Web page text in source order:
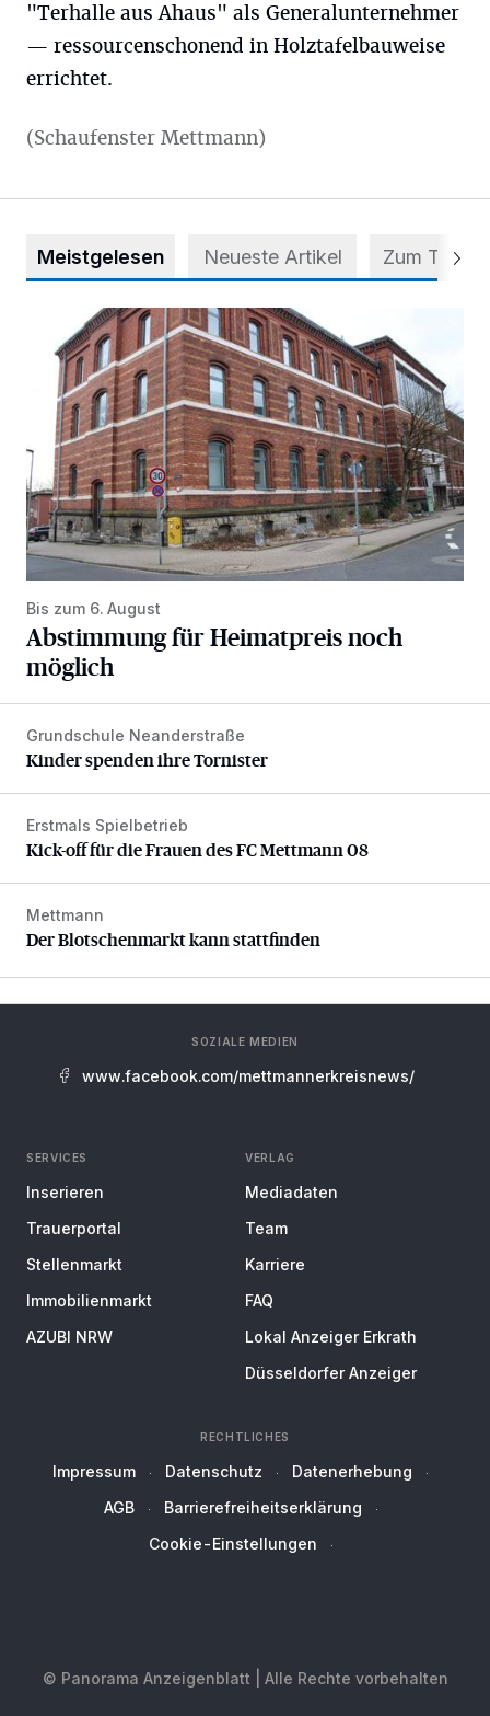
"Terhalle aus Ahaus" als Generalunternehmer
— ressourcenschonend in Holztafelbauweise
errichtet.
(Schaufenster Mettmann)
Meistgelesen Neueste Artikel Zum Thema
Abstimmung für Heimatpreis noch möglich
Bis zum 6. August
Abstimmung für Heimatpreis noch
möglich
Kinder spenden ihre Tornister
Grundschule Neanderstraße
Kinder spenden ihre Tornister
Kick-off für die Frauen des FC Mettmann 08
Erstmals Spielbetrieb
Kick-off für die Frauen des FC Mettmann 08
Der Blotschenmarkt kann stattfinden
Mettmann
Der Blotschenmarkt kann stattfinden
SOZIALE MEDIEN
www.facebook.com/mettmannerkreisnews/
SERVICES
Inserieren
Trauerportal
Stellenmarkt
Immobilienmarkt
AZUBI NRW
VERLAG
Mediadaten
Team
Karriere
FAQ
Lokal Anzeiger Erkrath
Düsseldorfer Anzeiger
RECHTLICHES
Impressum Datenschutz
Datenerhebung
AGB
Barrierefreiheitserklärung
Cookie-Einstellungen
© Panorama Anzeigenblatt | Alle Rechte vorbehalten